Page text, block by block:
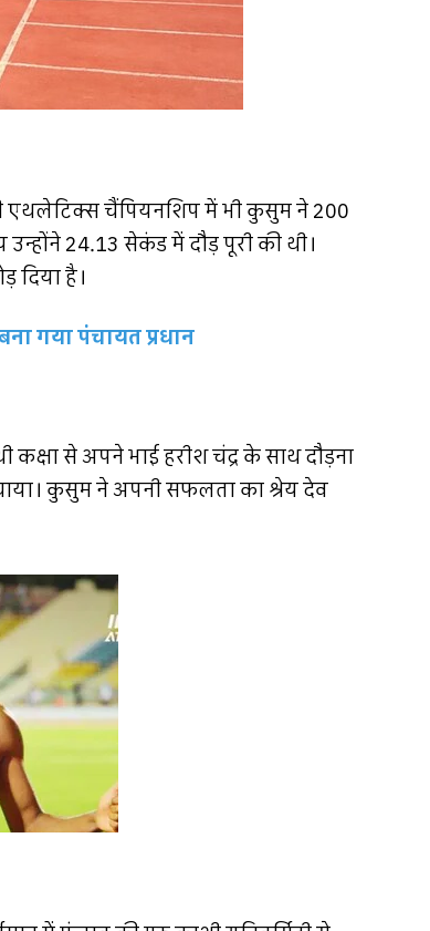
एथलेटिक्स चैंपियनशिप में भी कुसुम ने 200
24.13 सेकंड में दौड़ पूरी की थी।
दिया है।
गया पंचायत प्रधान
से अपने भाई हरीश चंद्र के साथ दौड़ना
कुसुम ने अपनी सफलता का श्रेय देव